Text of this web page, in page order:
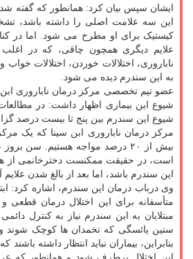
ایشان سپس بیان کرد: همانطور که گفته
این سه علامت اصلی را داشته باشد،
کیستیک برای او مطرح می شود. اما در
علایم دیگری همچون چاقی، که در اغلب
ناباروری، اختلالات خوردن، اختلالات خواب
به این سندرم دیده می شود.
عضو تیم تخصصی مرکز درمان ناباروری
شیوع این بیماری اظهار داشت: در
شیوع این سندرم بین پنج تا بیست درصد
مرکز درمان ناباروری ابن سینا که یک
بیش از ۲۰ درصد مواجه هستیم. سن
است، در حقیقت ممکنست دخترخانمی از
این سندرم باشد، اما بعد از بالغ شدن
وی درباب درمان این سندرم، اشاره کرد:
متأسفانه برای این اختلال درمان قطعی
مبتلایان به این سندرم نیاز به کنترل
سنین یائسگی که تخمدان ها کوچک شوند
بنابراین، بیماران نباید انتظار داشته